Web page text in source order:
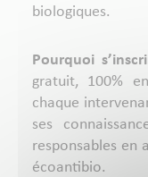
biologiques.
Pourquoi
gratuit, 100%
chaque
ses
responsables en
écoantibio.